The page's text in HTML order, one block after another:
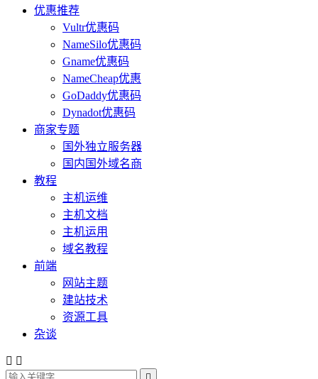
优惠推荐
Vultr优惠码
NameSilo优惠码
Gname优惠码
NameCheap优惠
GoDaddy优惠码
Dynadot优惠码
商家专题
国外独立服务器
国内国外域名商
教程
主机运维
主机文档
主机运用
域名教程
前端
网站主题
建站技术
资源工具
杂谈
 